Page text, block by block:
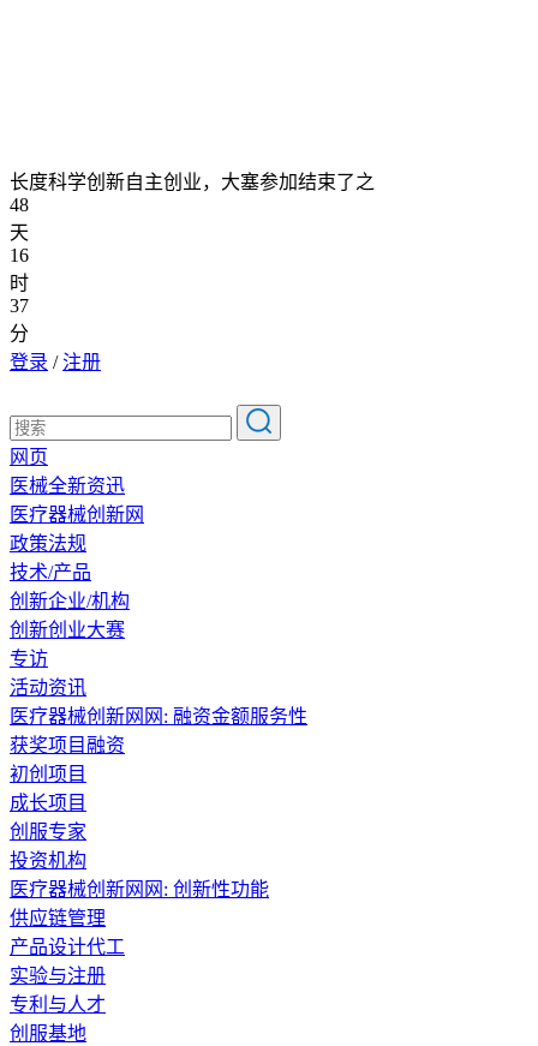
长度科学创新自主创业，大塞参加结束了之
48
天
16
时
37
分
登录 /注册
网页
医械全新资迅
医疗器械创新网
政策法规
技术/产品
创新企业/机构
创新创业大赛
专访
活动资讯
医疗器械创新网网: 融资金额服务性
获奖项目融资
初创项目
成长项目
创服专家
投资机构
医疗器械创新网网: 创新性功能
供应链管理
产品设计代工
实验与注册
专利与人才
创服基地